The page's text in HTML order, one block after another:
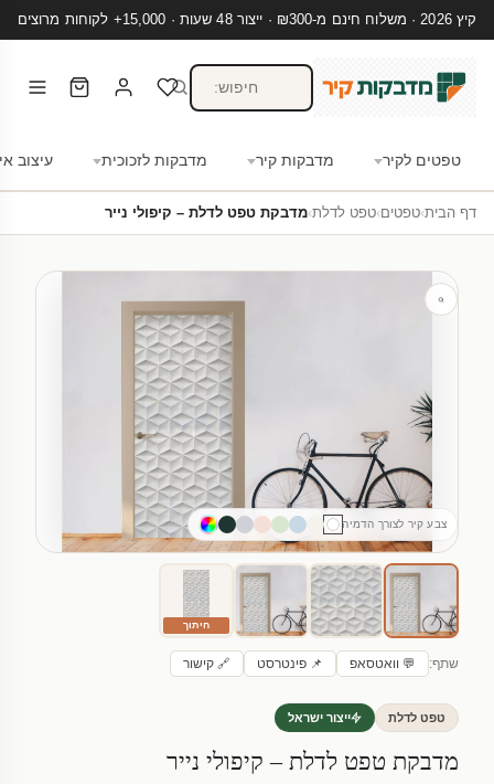
קיץ 2026 · משלוח חינם מ-₪300 · ייצור 48 שעות · 15,000+ לקוחות מרוצים
טפטים לקיר מדבקות קיר מדבקות לזכוכית עיצוב
דף הבית›טפטים›טפט לדלת›מדבקת טפט לדלת – קיפולי נייר
צבע קיר לצורך הדמיה
חיתוך
שתף: 💬 וואטסאפ 📌 פינטרסט 🔗 קישור
טפט לדלת ייצור ישראל
מדבקת טפט לדלת – קיפולי נייר